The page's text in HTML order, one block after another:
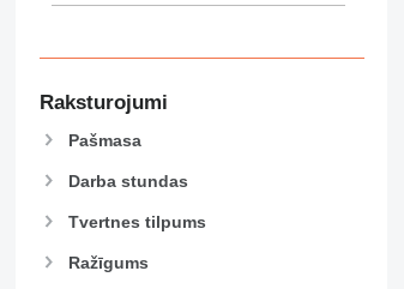
Raksturojumi
Pašmasa
Darba stundas
Tvertnes tilpums
Ražīgums